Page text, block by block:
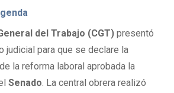
del Trabajo (CGT) presentó
judicial para que se declare la
la reforma laboral aprobada la
Senado. La central obrera realizó